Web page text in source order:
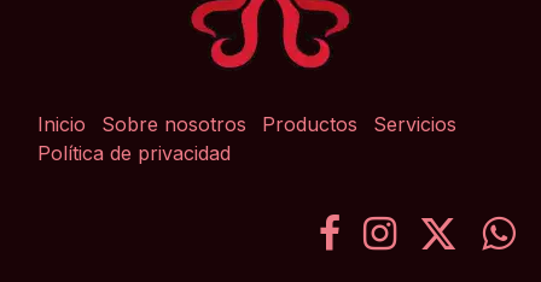
Inicio Sobre nosotros Productos
Servicios
Política de privacidad